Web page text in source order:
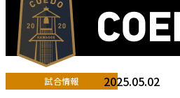
試合情報 2025.05.02